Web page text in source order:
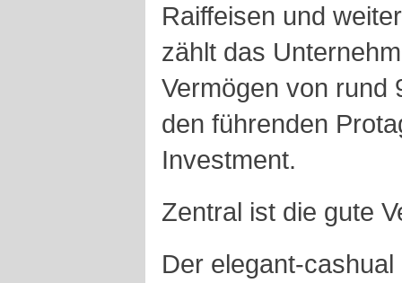
Raiffeisen und
zählt das
Vermögen von rund
den führenden
Investment.
Zentral ist die gute
Der elegant-